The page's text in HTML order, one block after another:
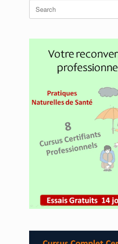
Search
for: